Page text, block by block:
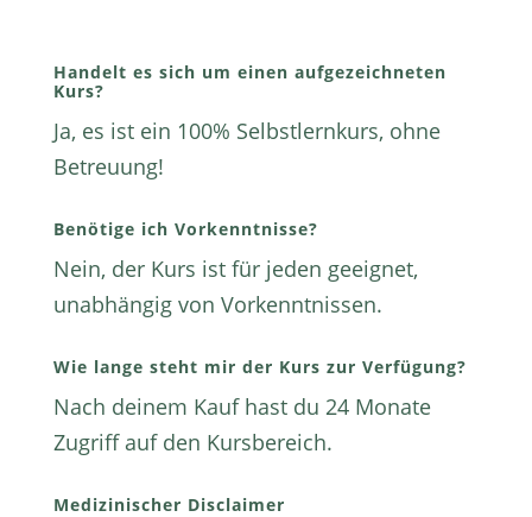
Handelt es sich um einen aufgezeichneten
Kurs?
Ja, es ist ein 100% Selbstlernkurs, ohne
Betreuung!
Benötige ich Vorkenntnisse?
Nein, der Kurs ist für jeden geeignet,
unabhängig von Vorkenntnissen.
Wie lange steht mir der Kurs zur Verfügung?
Nach deinem Kauf hast du 24 Monate
Zugriff auf den Kursbereich.
Medizinischer Disclaimer